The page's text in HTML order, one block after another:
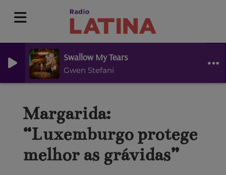
Swallow My Tears
Gwen Stefani
Margarida:
“Luxemburgo protege
melhor as grávidas”